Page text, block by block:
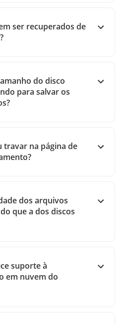
ser recuperados de
do disco
para salvar os
travar na página de
dos arquivos
que a dos discos
suporte à
em nuvem do